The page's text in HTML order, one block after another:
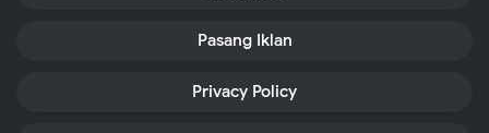
Pasang Iklan
Privacy Policy